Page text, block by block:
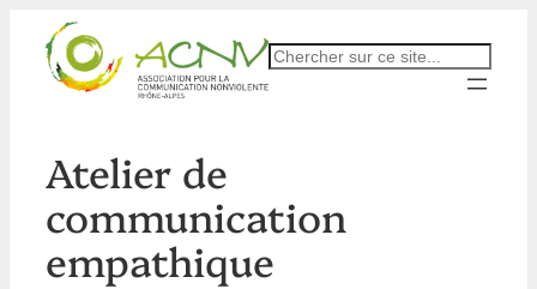
contenu
Rechercher
Atelier de
communication
empathique